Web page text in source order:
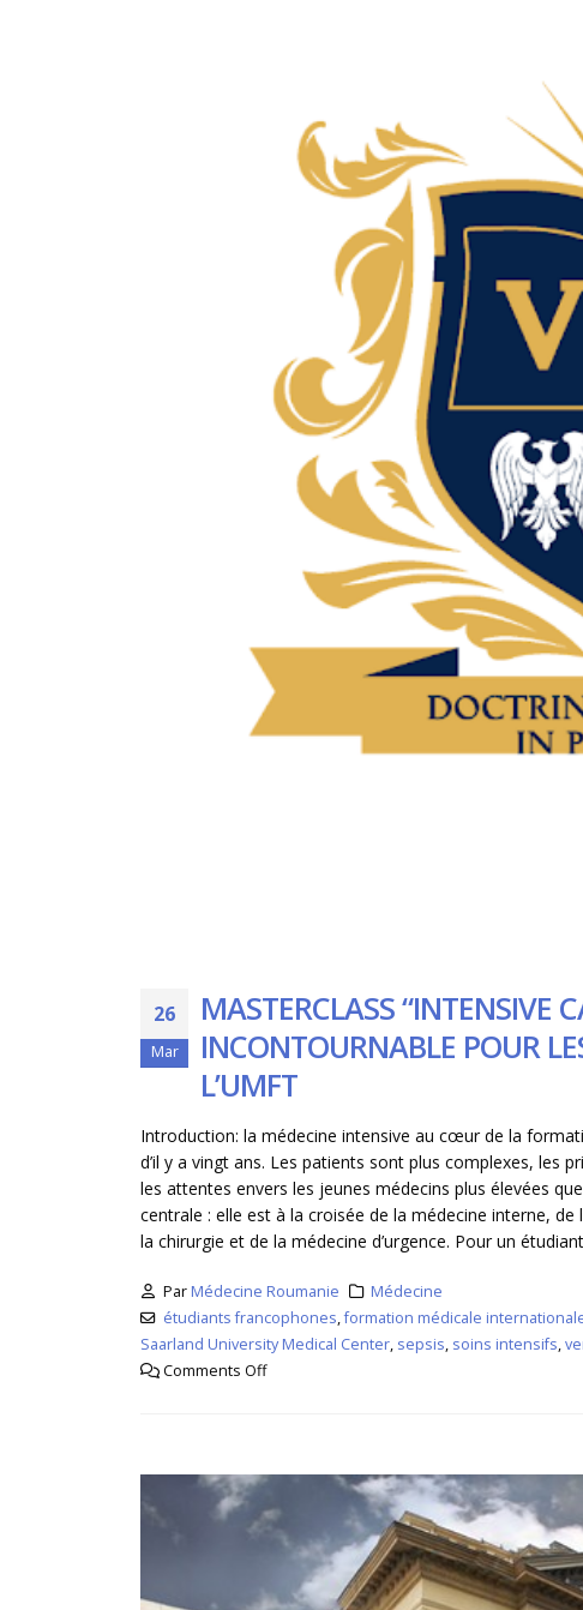
26
Mar
MASTERCLASS “INTENSIVE
INCONTOURNABLE POUR
L’UMFT
Introduction: la médecine intensive au cœur de la
d’il y a vingt ans. Les patients sont plus complexes, les
les attentes envers les jeunes médecins plus élevées
centrale : elle est à la croisée de la médecine interne,
la chirurgie et de la médecine d’urgence. Pour un
Par Médecine Roumanie
Médecine
étudiants francophones,formation médicale
Saarland University Medical Center, sepsis, soins intensifs,
Comments Off